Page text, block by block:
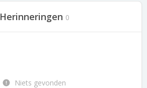
Herinneringen 0
Niets gevonden